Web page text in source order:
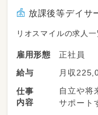
放課後等デイサ
リオスマイルの求人
雇用形態
正社員
給与
月収
仕事
内容
自立や将
サポート